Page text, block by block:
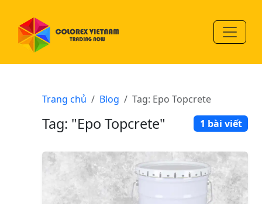
Trang chủ Blog Tag: Epo Topcrete
Tag: "Epo Topcrete" 1 bài viết